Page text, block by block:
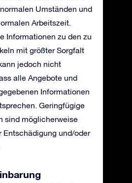
Umständen und
Arbeitszeit.
Informationen zu den zu
mit größter Sorgfalt
jedoch nicht
alle Angebote und
Informationen
Geringfügige
sind möglicherweise
Entschädigung und/oder